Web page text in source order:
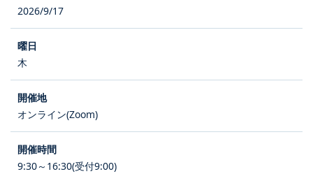
2026/9/17
木
オンライン(Zoom)
9:30～16:30(受付9:00)